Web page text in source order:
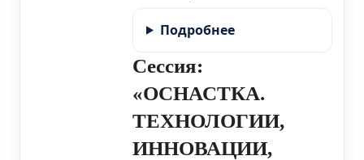
Подробнее
Сессия:
«ОСНАСТКА.
ТЕХНОЛОГИИ,
ИННОВАЦИИ,